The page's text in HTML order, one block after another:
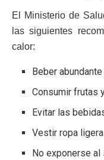
El Ministerio de
las siguientes
calor:
Beber abundante
Consumir frutas
Evitar las
Vestir ropa
No exponerse